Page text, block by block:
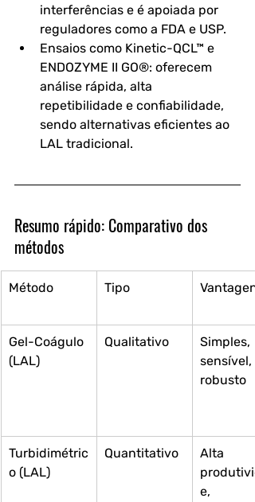
interferências e é apoiada por
reguladores como a FDA e USP.
Ensaios como Kinetic-QCL™ e
ENDOZYME II GO®: oferecem
análise rápida, alta
repetibilidade e confiabilidade,
sendo alternativas eficientes ao
LAL tradicional.
Resumo rápido: Comparativo dos
métodos
Método Tipo
Gel-Coágulo
(LAL)
Qualitativo
Simples,
sensível,
robusto
Turbidimétric
o (LAL)
Quantitativo
Alta
e,